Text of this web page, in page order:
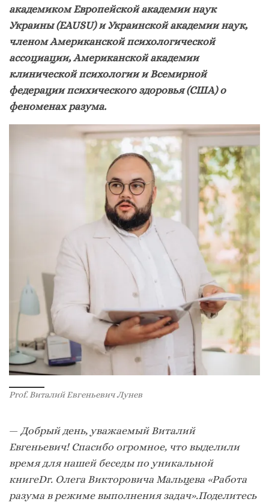
академиком Европейской академии наук
Украины (EAUSU) и Украинской академии наук,
членом Американской психологической
ассоциации, Американской академии
клинической психологии и Всемирной
федерации психического здоровья (США) о
феноменах разума.
Prof. Виталий Евгеньевич Лунев
— Добрый день, уважаемый Виталий
Евгеньевич! Спасибо огромное, что выделили
время для нашей беседы по уникальной
книгеDr. Олега Викторовича Мальцева «Работа
разума в режиме выполнения задач».Поделитесь